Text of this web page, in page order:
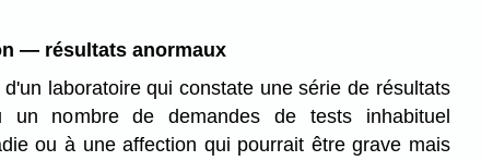
— résultats anormaux
laboratoire qui constate une série de résultats
un nombre de demandes de tests inhabituel
ou à une affection qui pourrait être grave mais